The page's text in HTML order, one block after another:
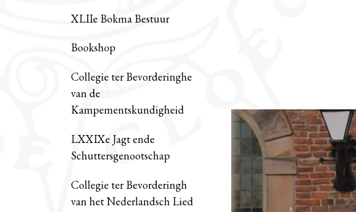
XLIIe Bokma Bestuur
Bookshop
Collegie ter Bevorderinghe
van de
Kampementskundigheid
LXXIXe Jagt ende
Schuttersgenootschap
Collegie ter Bevorderingh
van het Nederlandsch Lied